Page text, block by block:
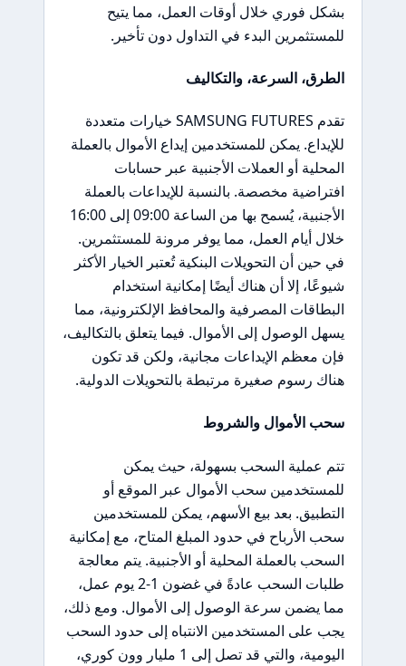
بشكل فوري خلال أوقات العمل، مما يتيح
للمستثمرين البدء في التداول دون تأخير.
الطرق، السرعة، والتكاليف
تقدم SAMSUNG FUTURES خيارات متعددة
للإيداع. يمكن للمستخدمين إيداع الأموال بالعملة
المحلية أو العملات الأجنبية عبر حسابات
افتراضية مخصصة. بالنسبة للإيداعات بالعملة
الأجنبية، يُسمح بها من الساعة 09:00 إلى 16:00
خلال أيام العمل، مما يوفر مرونة للمستثمرين.
في حين أن التحويلات البنكية تُعتبر الخيار الأكثر
شيوعًا، إلا أن هناك أيضًا إمكانية استخدام
البطاقات المصرفية والمحافظ الإلكترونية، مما
يسهل الوصول إلى الأموال. فيما يتعلق بالتكاليف،
فإن معظم الإيداعات مجانية، ولكن قد تكون
هناك رسوم صغيرة مرتبطة بالتحويلات الدولية.
سحب الأموال والشروط
تتم عملية السحب بسهولة، حيث يمكن
للمستخدمين سحب الأموال عبر الموقع أو
التطبيق. بعد بيع الأسهم، يمكن للمستخدمين
سحب الأرباح في حدود المبلغ المتاح، مع إمكانية
السحب بالعملة المحلية أو الأجنبية. يتم معالجة
طلبات السحب عادةً في غضون 1-2 يوم عمل،
مما يضمن سرعة الوصول إلى الأموال. ومع ذلك،
يجب على المستخدمين الانتباه إلى حدود السحب
اليومية، والتي قد تصل إلى 1 مليار وون كوري،